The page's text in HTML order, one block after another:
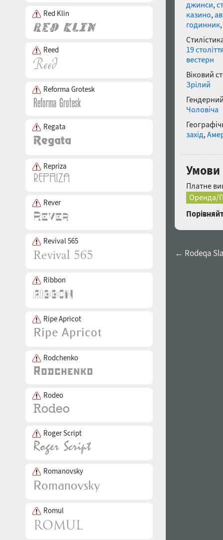
Red Klin
Reed
Reforma Grotesk
Regata
Repriza
Rever
Revival 565
Ribbon
Ripe Apricot
Rodchenko
Rodeo
Roger Script
Romanovsky
Romul
джинси,
казино,
годинник,
19
вестерн
Віковий
Зрілий
Чоловіча
захід,
Умови
Платне
Оренда/
← Rodeqa